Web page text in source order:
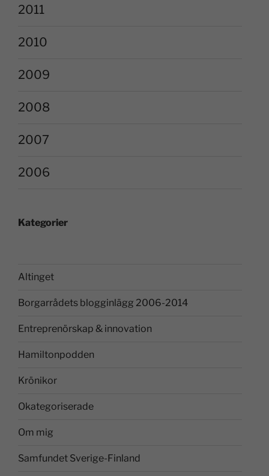
2011
2010
2009
2008
2007
2006
Kategorier
Altinget
Borgarrådets blogginlägg 2006-2014
Entreprenörskap & innovation
Hamiltonpodden
Krönikor
Okategoriserade
Om mig
Samfundet Sverige-Finland